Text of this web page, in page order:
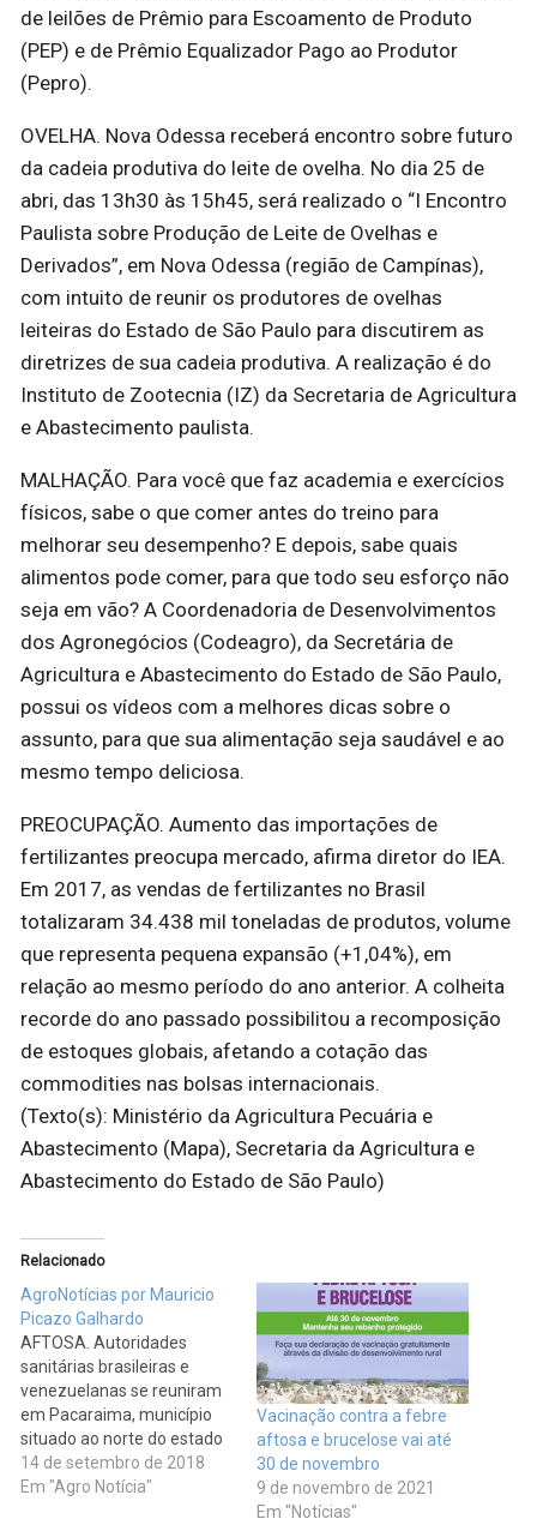
de leilões de Prêmio para Escoamento de Produto
(PEP) e de Prêmio Equalizador Pago ao Produtor
(Pepro).
OVELHA. Nova Odessa receberá encontro sobre futuro
da cadeia produtiva do leite de ovelha. No dia 25 de
abri, das 13h30 às 15h45, será realizado o “I Encontro
Paulista sobre Produção de Leite de Ovelhas e
Derivados”, em Nova Odessa (região de Campínas),
com intuito de reunir os produtores de ovelhas
leiteiras do Estado de São Paulo para discutirem as
diretrizes de sua cadeia produtiva. A realização é do
Instituto de Zootecnia (IZ) da Secretaria de Agricultura
e Abastecimento paulista.
MALHAÇÃO. Para você que faz academia e exercícios
físicos, sabe o que comer antes do treino para
melhorar seu desempenho? E depois, sabe quais
alimentos pode comer, para que todo seu esforço não
seja em vão? A Coordenadoria de Desenvolvimentos
dos Agronegócios (Codeagro), da Secretária de
Agricultura e Abastecimento do Estado de São Paulo,
possui os vídeos com a melhores dicas sobre o
assunto, para que sua alimentação seja saudável e ao
mesmo tempo deliciosa.
PREOCUPAÇÃO. Aumento das importações de
fertilizantes preocupa mercado, afirma diretor do IEA.
Em 2017, as vendas de fertilizantes no Brasil
totalizaram 34.438 mil toneladas de produtos, volume
que representa pequena expansão (+1,04%), em
relação ao mesmo período do ano anterior. A colheita
recorde do ano passado possibilitou a recomposição
de estoques globais, afetando a cotação das
commodities nas bolsas internacionais.
(Texto(s): Ministério da Agricultura Pecuária e
Abastecimento (Mapa), Secretaria da Agricultura e
Abastecimento do Estado de São Paulo)
Relacionado
AgroNotícias por Mauricio
Picazo Galhardo
AFTOSA. Autoridades
sanitárias brasileiras e
venezuelanas se reuniram
em Pacaraima, município
situado ao norte do estado
de Roraima que faz
fronteira com a Venezuela,
14 de setembro de 2018
Em "Agro Notícia"
Vacinação contra a febre
aftosa e brucelose vai até
30 de novembro
9 de novembro de 2021
Em "Notícias"